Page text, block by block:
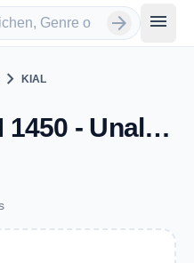
arrow_forward menu
chevron_right KIAL
KIAL - AM 1450 - Unalaska, AK